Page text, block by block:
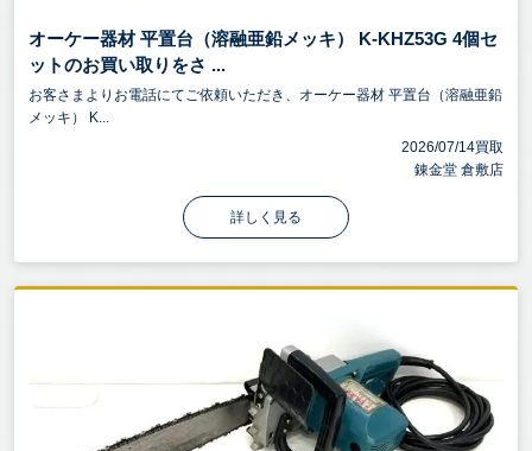
オーケー器材 平置台（溶融亜鉛メッキ） K-KHZ53G 4個セ
ットのお買い取りをさ ...
お客さまよりお電話にてご依頼いただき、オーケー器材 平置台（溶融亜鉛
メッキ） K...
2026/07/14買取
錬金堂 倉敷店
詳しく見る